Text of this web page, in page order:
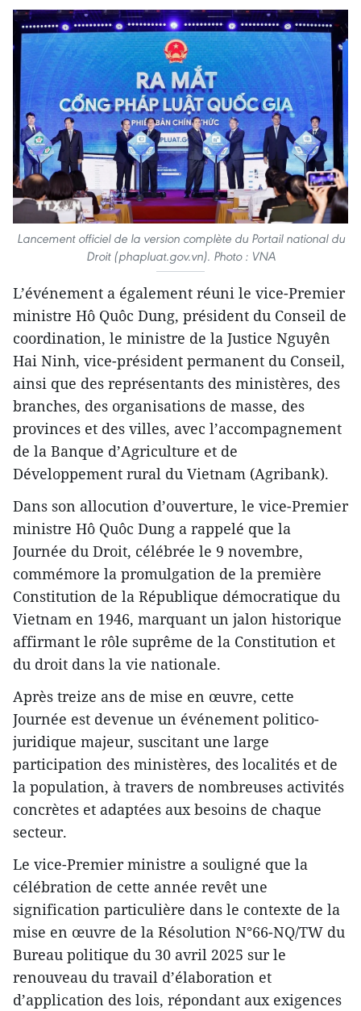
Lancement officiel de la version complète du Portail national du
Droit (phapluat.gov.vn). Photo : VNA
L’événement a également réuni le vice-Premier
ministre Hô Quôc Dung, président du Conseil de
coordination, le ministre de la Justice Nguyên
Hai Ninh, vice-président permanent du Conseil,
ainsi que des représentants des ministères, des
branches, des organisations de masse, des
provinces et des villes, avec l’accompagnement
de la Banque d’Agriculture et de
Développement rural du Vietnam (Agribank).
Dans son allocution d’ouverture, le vice-Premier
ministre Hô Quôc Dung a rappelé que la
Journée du Droit, célébrée le 9 novembre,
commémore la promulgation de la première
Constitution de la République démocratique du
Vietnam en 1946, marquant un jalon historique
affirmant le rôle suprême de la Constitution et
du droit dans la vie nationale.
Après treize ans de mise en œuvre, cette
Journée est devenue un événement politico-
juridique majeur, suscitant une large
participation des ministères, des localités et de
la population, à travers de nombreuses activités
concrètes et adaptées aux besoins de chaque
secteur.
Le vice-Premier ministre a souligné que la
célébration de cette année revêt une
signification particulière dans le contexte de la
mise en œuvre de la Résolution N°66-NQ/TW du
Bureau politique du 30 avril 2025 sur le
renouveau du travail d’élaboration et
d’application des lois, répondant aux exigences